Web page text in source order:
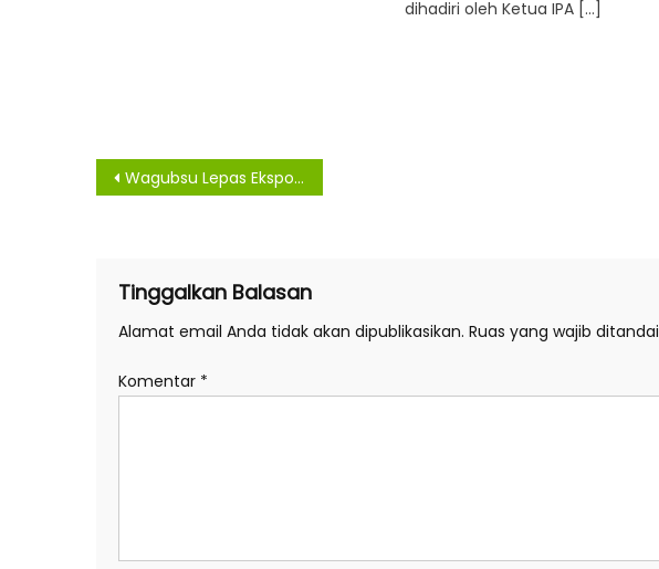
dihadiri oleh Ketua IPA […]
Navigasi
Wagubsu Lepas Ekspor Perdana Melalui Pelabuhan Sibolga
Tinggalkan Balasan
Alamat email Anda tidak akan dipublikasikan. Ruas yang wajib ditandai
Komentar *